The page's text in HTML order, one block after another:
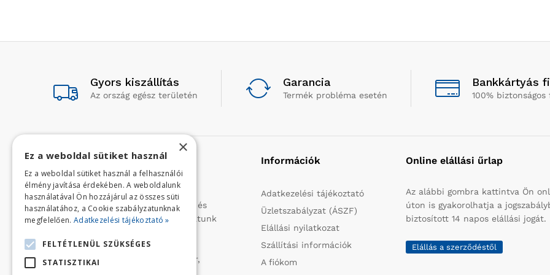
Gyors kiszállítás
Az ország egész területén
Garancia
Termék probléma esetén
Bankkártyás
100% biztonságos
Rólunk
Profilunk a mezőgazdasági, kerti
kisgépek és egyéb iparcikkek kis- és
nagykereskedelme. 1991 óta folytatunk
Olaszországból származó
vízszivattyúkat (DAB, Tesla, Leader,
Információk
Adatkezelési tájékoztató
Üzletszabályzat (ÁSZF)
Elállási nyilatkozat
Szállítási információk
A fiókom
Online elállási űrlap
Az alábbi gombra kattintva Ön
úton is gyakorolhatja a
biztosított 14 napos elállási jogát.
Elállás a szerződéstől
×
Ez a weboldal sütiket használ
Ez a weboldal sütiket használ a felhasználói
élmény javítása érdekében. A weboldalunk
használatával Ön hozzájárul az összes süti
használatához, a Cookie szabályzatunknak
megfelelően. Adatkezelési tájékoztató »
FELTÉTLENÜL SZÜKSÉGES
STATISZTIKAI